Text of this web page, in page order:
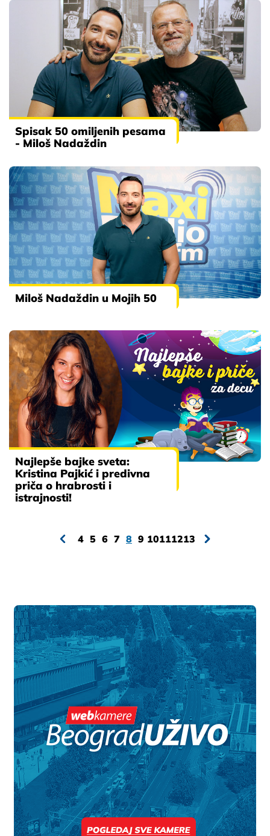
Spisak 50 omiljenih pesama
- Miloš Nadaždin
Miloš Nadaždin u Mojih 50
Najlepše bajke sveta:
Kristina Pajkić i predivna
priča o hrabrosti i
istrajnosti!
4 5 6 7 8 9 10111213